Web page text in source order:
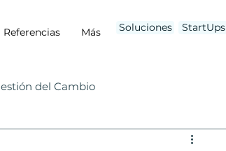
Referencias Más Soluciones StartUps
del Cambio